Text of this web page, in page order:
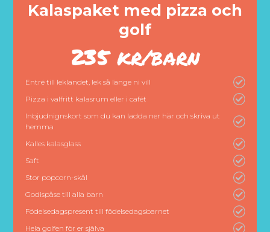
Kalaspaket med pizza och
golf
235 kr/barn
Entré till leklandet, lek så länge ni vill
Pizza i valfritt kalasrum eller i cafét
Inbjudnignskort som du kan ladda ner här och skriva ut
hemma
Kalles kalasglass
Saft
Stor popcorn-skål
Godispåse till alla barn
Födelsedagspresent till födelsedagsbarnet
Hela golfen för er själva